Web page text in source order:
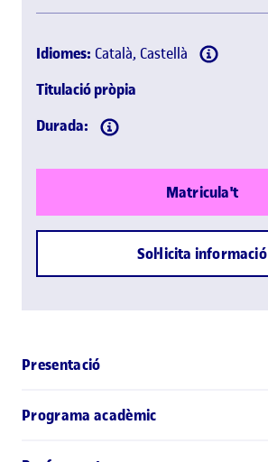
Idiomes: Català, Castellà
Titulació pròpia
Durada:
Matricula't
Sol·licita informació
Presentació
Programa acadèmic